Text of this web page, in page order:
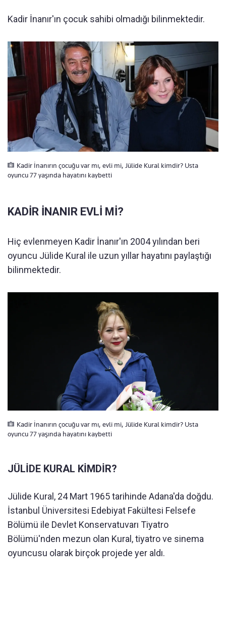
Kadir İnanır'ın çocuk sahibi olmadığı bilinmektedir.
Kadir İnanırın çocuğu var mı, evli mi, Jülide Kural kimdir? Usta
oyuncu 77 yaşında hayatını kaybetti
KADİR İNANIR EVLİ Mİ?
Hiç evlenmeyen Kadir İnanır'ın 2004 yılından beri
oyuncu Jülide Kural ile uzun yıllar hayatını paylaştığı
bilinmektedir.
Kadir İnanırın çocuğu var mı, evli mi, Jülide Kural kimdir? Usta
oyuncu 77 yaşında hayatını kaybetti
JÜLİDE KURAL KİMDİR?
Jülide Kural, 24 Mart 1965 tarihinde Adana'da doğdu.
İstanbul Üniversitesi Edebiyat Fakültesi Felsefe
Bölümü ile Devlet Konservatuvarı Tiyatro
Bölümü'nden mezun olan Kural, tiyatro ve sinema
oyuncusu olarak birçok projede yer aldı.